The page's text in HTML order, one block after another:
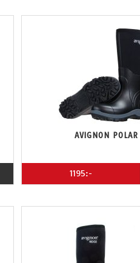
AVIGNON POLAR
1195:-